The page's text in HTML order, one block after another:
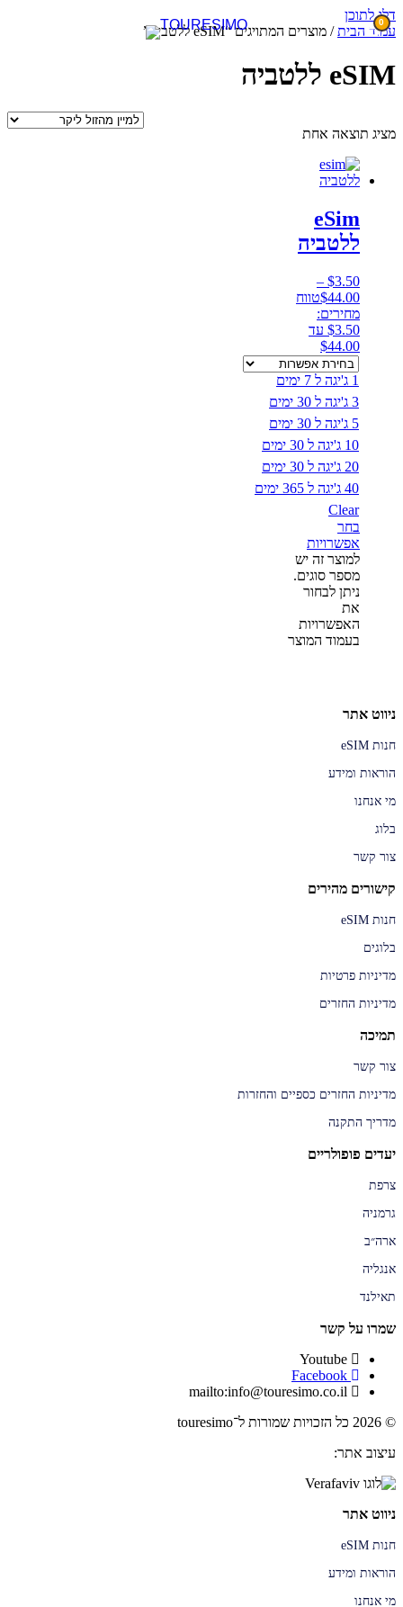
דלג לתוכן
0
עמוד הבית/ מוצרים המתויגים “eSIM ללטביה”
eSIM ללטביה
מציג תוצאה אחת
eSim
ללטביה
$3.50
–
$44.00 טווח
מחירים:
⁦$3.50⁩ עד
1 ג'יגה ל 7 ימים
3 ג'יגה ל 30 ימים
5 ג'יגה ל 30 ימים
10 ג'יגה ל 30 ימים
20 ג'יגה ל 30 ימים
40 ג'יגה ל 365 ימים
Clear
בחר
אפשרויות
למוצר זה יש
מספר סוגים.
ניתן לבחור
את
האפשרויות
בעמוד המוצר
ניווט אתר
חנות eSIM
הוראות ומידע
מי אנחנו
בלוג
צור קשר
קישורים מהירים
חנות eSIM
בלוגים
מדיניות פרטיות
מדיניות החזרים
תמיכה
צור קשר
מדיניות החזרים כספיים והחזרות
מדריך התקנה
יעדים פופולריים
צרפת
גרמניה
ארה״ב
אנגליה
תאילנד
שמרו על קשר
Youtube
Facebook
mailto:info@touresimo.co.il
© 2026 כל הזכויות שמורות ל־touresimo
עיצוב אתר:
ניווט אתר
חנות eSIM
הוראות ומידע
מי אנחנו